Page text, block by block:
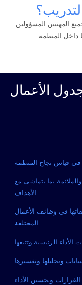
المهنيين المسؤولين
داخل المنظمة.
الأعمال
في قياس نجاح المنظمة
بما يتماشى مع
الأهداف
في وظائف الأعمال
المختلفة
الرئيسية وتتبعها
وتحليلها وتفسيرها
وتحسين الأداء